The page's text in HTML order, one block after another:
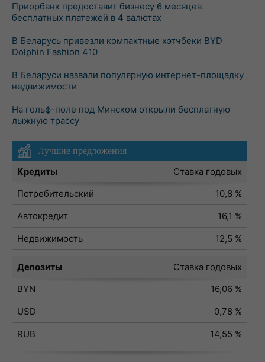
Приорбанк предоставит бизнесу 6 месяцев
бесплатных платежей в 4 валютах
В Беларусь привезли компактные хэтчбеки BYD
Dolphin Fashion 410
В Беларуси назвали популярную интернет-площадку
недвижимости
На гольф-поле под Минском открыли бесплатную
лыжную трассу
Лучшие предложения
Кредиты
Ставка годовых
Потребительский
10,8 %
Автокредит
16,1 %
Недвижимость
12,5 %
Депозиты
Ставка годовых
BYN
16,06 %
USD
0,78 %
RUB
14,55 %